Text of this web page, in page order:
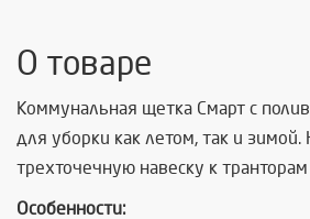
О товаре
Коммунальная щетка Смарт с
для уборки как летом, так и
трехточечную навеску к
Особенности: